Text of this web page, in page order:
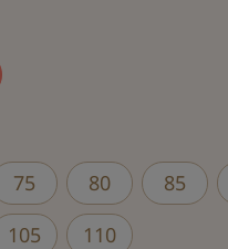
75 80 85
105 110